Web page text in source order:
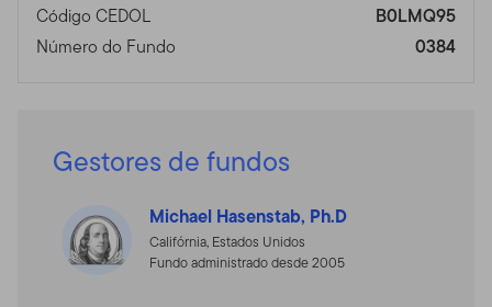
Código CEDOL
B0LMQ95
Número do Fundo
0384
Gestores de fundos
Michael Hasenstab, Ph.D
Califórnia, Estados Unidos
Fundo administrado desde 2005